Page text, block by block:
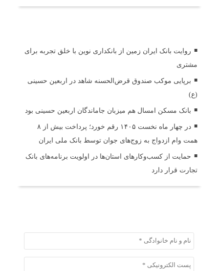
روایت بانک ایران زمین از بانکداری نوین با خلق تجربه برای
مشتری
برپایی موکب صندوق قرض‌الحسنه شاهد در اربعین حسینی
(ع)
بانک مسکن امسال هم میزبان جاماندگان اربعین حسینی بود
در چهار ماه نخست ۱۴۰۵ رقم خورد؛ پرداخت بیش از ۸
همت وام ازدواج به زوج‌های جوان توسط بانک ملی ایران
حمایت از کسب‌وکارهای استان‌ها در اولویت برنامه‌های بانک
تجارت قرار دارد